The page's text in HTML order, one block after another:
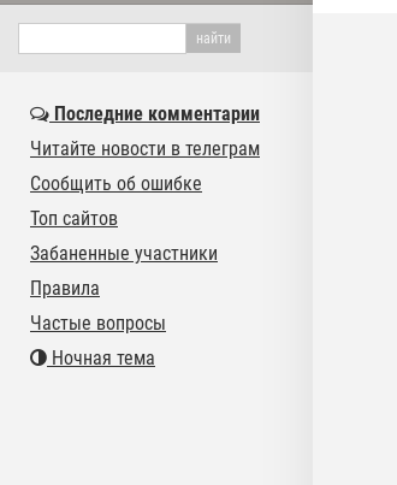
Последние комментарии
Читайте новости в телеграм
Сообщить об ошибке
Топ сайтов
Забаненные участники
Правила
Частые вопросы
Ночная тема